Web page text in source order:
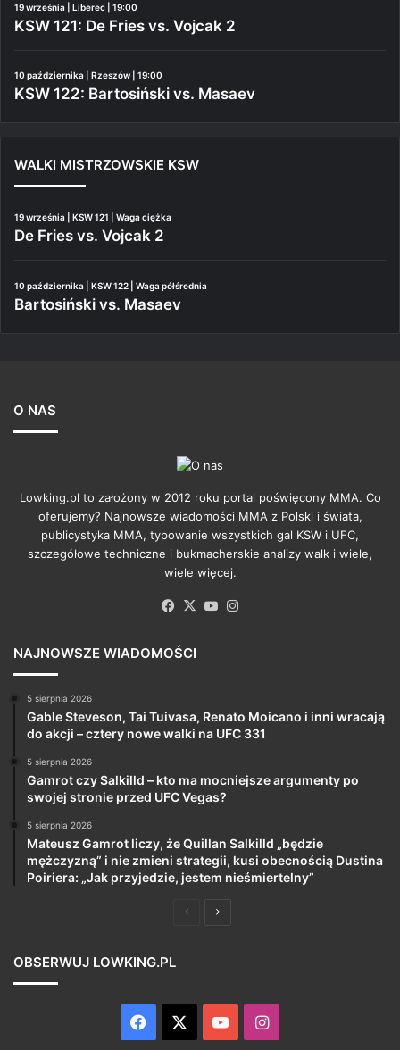
19 września | Liberec | 19:00
KSW 121: De Fries vs. Vojcak 2
10 października | Rzeszów | 19:00
KSW 122: Bartosiński vs. Masaev
WALKI MISTRZOWSKIE KSW
19 września | KSW 121 | Waga ciężka
De Fries vs. Vojcak 2
10 października | KSW 122 | Waga półśrednia
Bartosiński vs. Masaev
O NAS
Lowking.pl to założony w 2012 roku portal poświęcony MMA. Co
oferujemy? Najnowsze wiadomości MMA z Polski i świata,
publicystyka MMA, typowanie wszystkich gal KSW i UFC,
szczegółowe techniczne i bukmacherskie analizy walk i wiele,
wiele więcej.
Facebook
X YouTube
NAJNOWSZE WIADOMOŚCI
5 sierpnia 2026
Gable Steveson, Tai Tuivasa, Renato Moicano i inni wracają
do akcji – cztery nowe walki na UFC 331
5 sierpnia 2026
Gamrot czy Salkilld – kto ma mocniejsze argumenty po
swojej stronie przed UFC Vegas?
5 sierpnia 2026
Mateusz Gamrot liczy, że Quillan Salkilld „będzie
mężczyzną” i nie zmieni strategii, kusi obecnością Dustina
Poiriera: „Jak przyjedzie, jestem nieśmiertelny”
PoprzedniaNastępna
OBSERWUJ LOWKING.PL
Facebook YouTubeInstagram